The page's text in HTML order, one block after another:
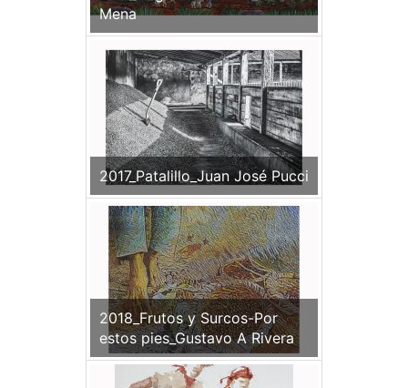
Mena
2017_Patalillo_Juan José Pucci
2018_Frutos y Surcos-Por
estos pies_Gustavo A Rivera